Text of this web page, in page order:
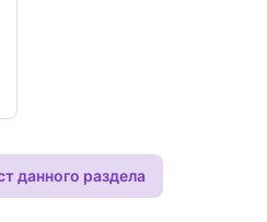
данного раздела